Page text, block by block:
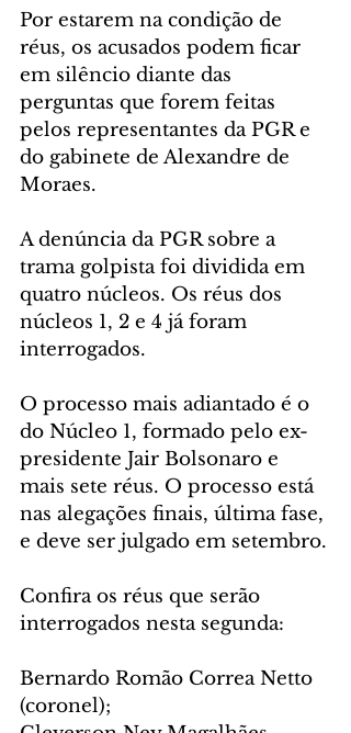
Por estarem na condição de
réus, os acusados podem ficar
em silêncio diante das
perguntas que forem feitas
pelos representantes da PGR e
do gabinete de Alexandre de
Moraes.
A denúncia da PGR sobre a
trama golpista foi dividida em
quatro núcleos. Os réus dos
núcleos 1, 2 e 4 já foram
interrogados.
O processo mais adiantado é o
do Núcleo 1, formado pelo ex-
presidente Jair Bolsonaro e
mais sete réus. O processo está
nas alegações finais, última fase,
e deve ser julgado em setembro.
Confira os réus que serão
interrogados nesta segunda:
Bernardo Romão Correa Netto
(coronel);